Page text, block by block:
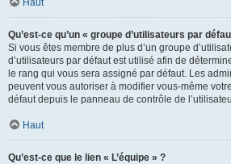
Haut
Qu’est-ce qu’un « groupe d’utilisateurs par
Si vous êtes membre de plus d’un groupe
d’utilisateurs par défaut est utilisé afin de
le rang qui vous sera assigné par défaut. Les
peuvent vous autoriser à modifier vous-même
défaut depuis le panneau de contrôle de
Haut
Qu’est-ce que le lien « L’équipe » ?